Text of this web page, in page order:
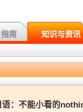
南 知识与资讯
语：不能小看的